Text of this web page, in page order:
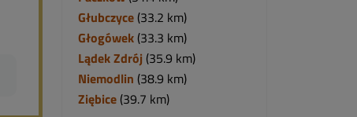
Głubczyce (33.2 km)
Głogówek (33.3 km)
Lądek Zdrój (35.9 km)
Niemodlin (38.9 km)
Ziębice (39.7 km)